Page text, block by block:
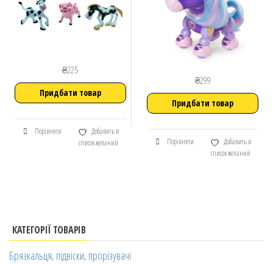
₴225
Придбати товар
Порівняти
Добавить в
список желаний
₴299
Придбати товар
Порівняти
Добавить в
список желаний
КАТЕГОРІЇ ТОВАРІВ
Брязкальця, підвіски, прорізувачі